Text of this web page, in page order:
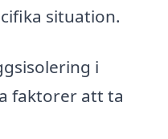
situation.
i
faktorer att ta